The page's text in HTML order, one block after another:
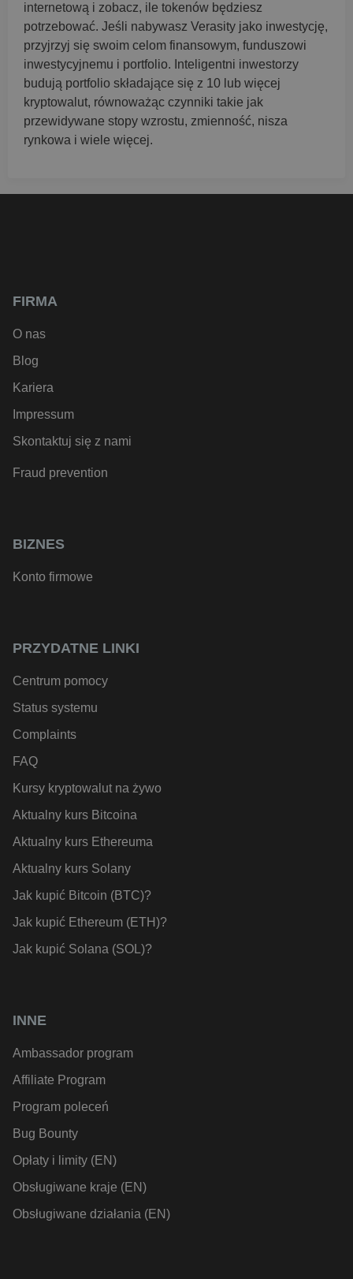
internetową i zobacz, ile tokenów będziesz
potrzebować. Jeśli nabywasz Verasity jako inwestycję,
przyjrzyj się swoim celom finansowym, funduszowi
inwestycyjnemu i portfolio. Inteligentni inwestorzy
budują portfolio składające się z 10 lub więcej
kryptowalut, równoważąc czynniki takie jak
przewidywane stopy wzrostu, zmienność, nisza
rynkowa i wiele więcej.
FIRMA
O nas
Blog
Kariera
Impressum
Skontaktuj się z nami
Fraud prevention
BIZNES
Konto firmowe
PRZYDATNE LINKI
Centrum pomocy
Status systemu
Complaints
FAQ
Kursy kryptowalut na żywo
Aktualny kurs Bitcoina
Aktualny kurs Ethereuma
Aktualny kurs Solany
Jak kupić Bitcoin (BTC)?
Jak kupić Ethereum (ETH)?
Jak kupić Solana (SOL)?
INNE
Ambassador program
Affiliate Program
Program poleceń
Bug Bounty
Opłaty i limity (EN)
Obsługiwane kraje (EN)
Obsługiwane działania (EN)